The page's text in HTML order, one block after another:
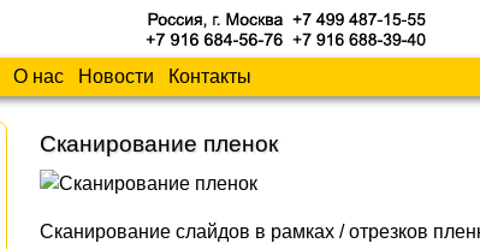
О нас Новости Контакты
Сканирование пленок
Сканирование слайдов в рамках / отрезков